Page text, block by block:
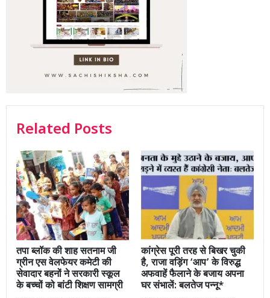
Related Posts
तपा ब्लॉक की शाह सतनाम जी
ग्रीन एस वेलफेयर कमेटी की
सेवादार बहनों ने सरकारी स्कूल
के बच्चों को बांटी शिक्षण सामग्री
कांग्रेस पूरी तरह से बिखर चुकी
है, राजा वड़िंग ‘आप’ के विरुद्ध
अफवाहें फैलाने के बजाय अपना
घर संभालें: बलतेज पन्नू*